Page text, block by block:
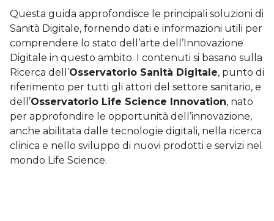
Questa guida approfondisce le principali soluzioni di
Sanità Digitale, fornendo dati e informazioni utili per
comprendere lo stato dell’arte dell’Innovazione
Digitale in questo ambito. I contenuti si basano sulla
Ricerca dell’Osservatorio Sanità Digitale, punto di
riferimento per tutti gli attori del settore sanitario, e
dell’Osservatorio Life Science Innovation, nato
per approfondire le opportunità dell’innovazione,
anche abilitata dalle tecnologie digitali, nella ricerca
clinica e nello sviluppo di nuovi prodotti e servizi nel
mondo Life Science.